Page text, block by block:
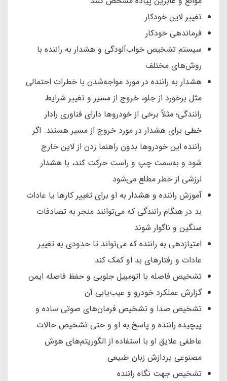
تغییر لاین خودکار
فرماندهی خودکار
سیستم تشخیص خواب‌آلودگی و هشدار به راننده با
روش‌های مختلف
هشدار به راننده در مورد مواجه‌شدن با خطرات احتمالی
مثل برخورد از جلو، خروج از مسیر و تغییر شرایط
رانندگی؛ مثلاً برخی از خودروها دارای فناوری رادار
خطی برای هشدار در مورد خروج از مسیر هستند. اگر
راننده این خودروها بدون راهنما زدن از لاین خارج
شود و به‌سمت چپ و راست حرکت کند، با هشدار
لرزشی از خطر مطلع می‌شود
آموزش راننده و هشدار به او برای تغییر کارها یا عادات
بد در هنگام رانندگی که می‌توانند منجر به تصادفات
سنگین و ناگوار شوند
امتیازدهی به راننده که می‌تواند تا حدودی به تغییر
عادات و رفتارهای بد او کمک کند
تشخیص فاصله با اتومبیل جلویی و حفظ فاصله ایمن
گزارش عملکرد خودرو و عیب‌یابی آن
تشخیص صدا و تشخیص فرمان‌های صوتی ساده و
پیچیده راننده و پاسخ به او و حتی تشخیص حالات
عاطفی علایق او با استفاده از الگوریتم‌های هوش
مصنوعی پردازش زبان طبیعی
تشخیص جهت نگاه راننده